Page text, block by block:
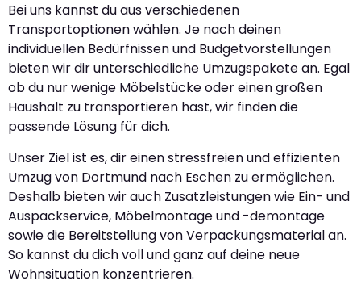
Bei uns kannst du aus verschiedenen
Transportoptionen wählen. Je nach deinen
individuellen Bedürfnissen und Budgetvorstellungen
bieten wir dir unterschiedliche Umzugspakete an. Egal
ob du nur wenige Möbelstücke oder einen großen
Haushalt zu transportieren hast, wir finden die
passende Lösung für dich.
Unser Ziel ist es, dir einen stressfreien und effizienten
Umzug von Dortmund nach Eschen zu ermöglichen.
Deshalb bieten wir auch Zusatzleistungen wie Ein- und
Auspackservice, Möbelmontage und -demontage
sowie die Bereitstellung von Verpackungsmaterial an.
So kannst du dich voll und ganz auf deine neue
Wohnsituation konzentrieren.